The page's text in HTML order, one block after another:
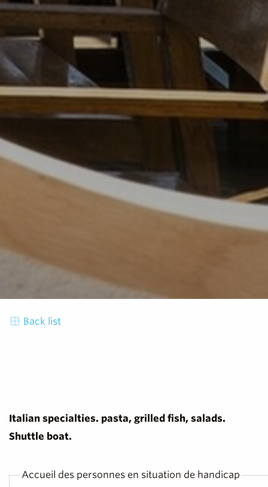
Back list
Italian specialties. pasta, grilled fish, salads.
Shuttle boat.
Accueil des personnes en situation de handicap